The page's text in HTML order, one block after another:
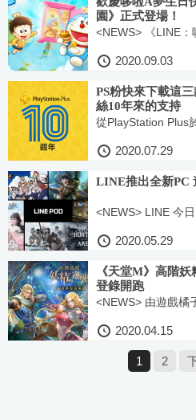
園》正式登場！
<NEWS> 《LINE：
2020.09.03
PS粉快來下載這
絲10年來的支持
從PlayStation Plus
2020.07.29
LINE推出全新PC
<NEWS> LINE 今日
2020.05.29
《天堂M》高階
登錄開跑
<NEWS> 由遊戲橘
2020.04.15
1 2